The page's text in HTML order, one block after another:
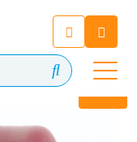
chatbot